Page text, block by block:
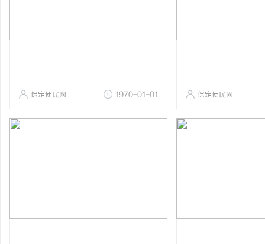
保定便民网 1970-01-01 保定便民网